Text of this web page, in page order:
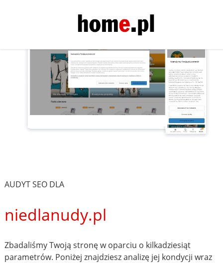
AUDYT SEO DLA
niedlanudy.pl
Zbadaliśmy Twoją stronę w oparciu o kilkadziesiąt
parametrów. Poniżej znajdziesz analizę jej kondycji wraz